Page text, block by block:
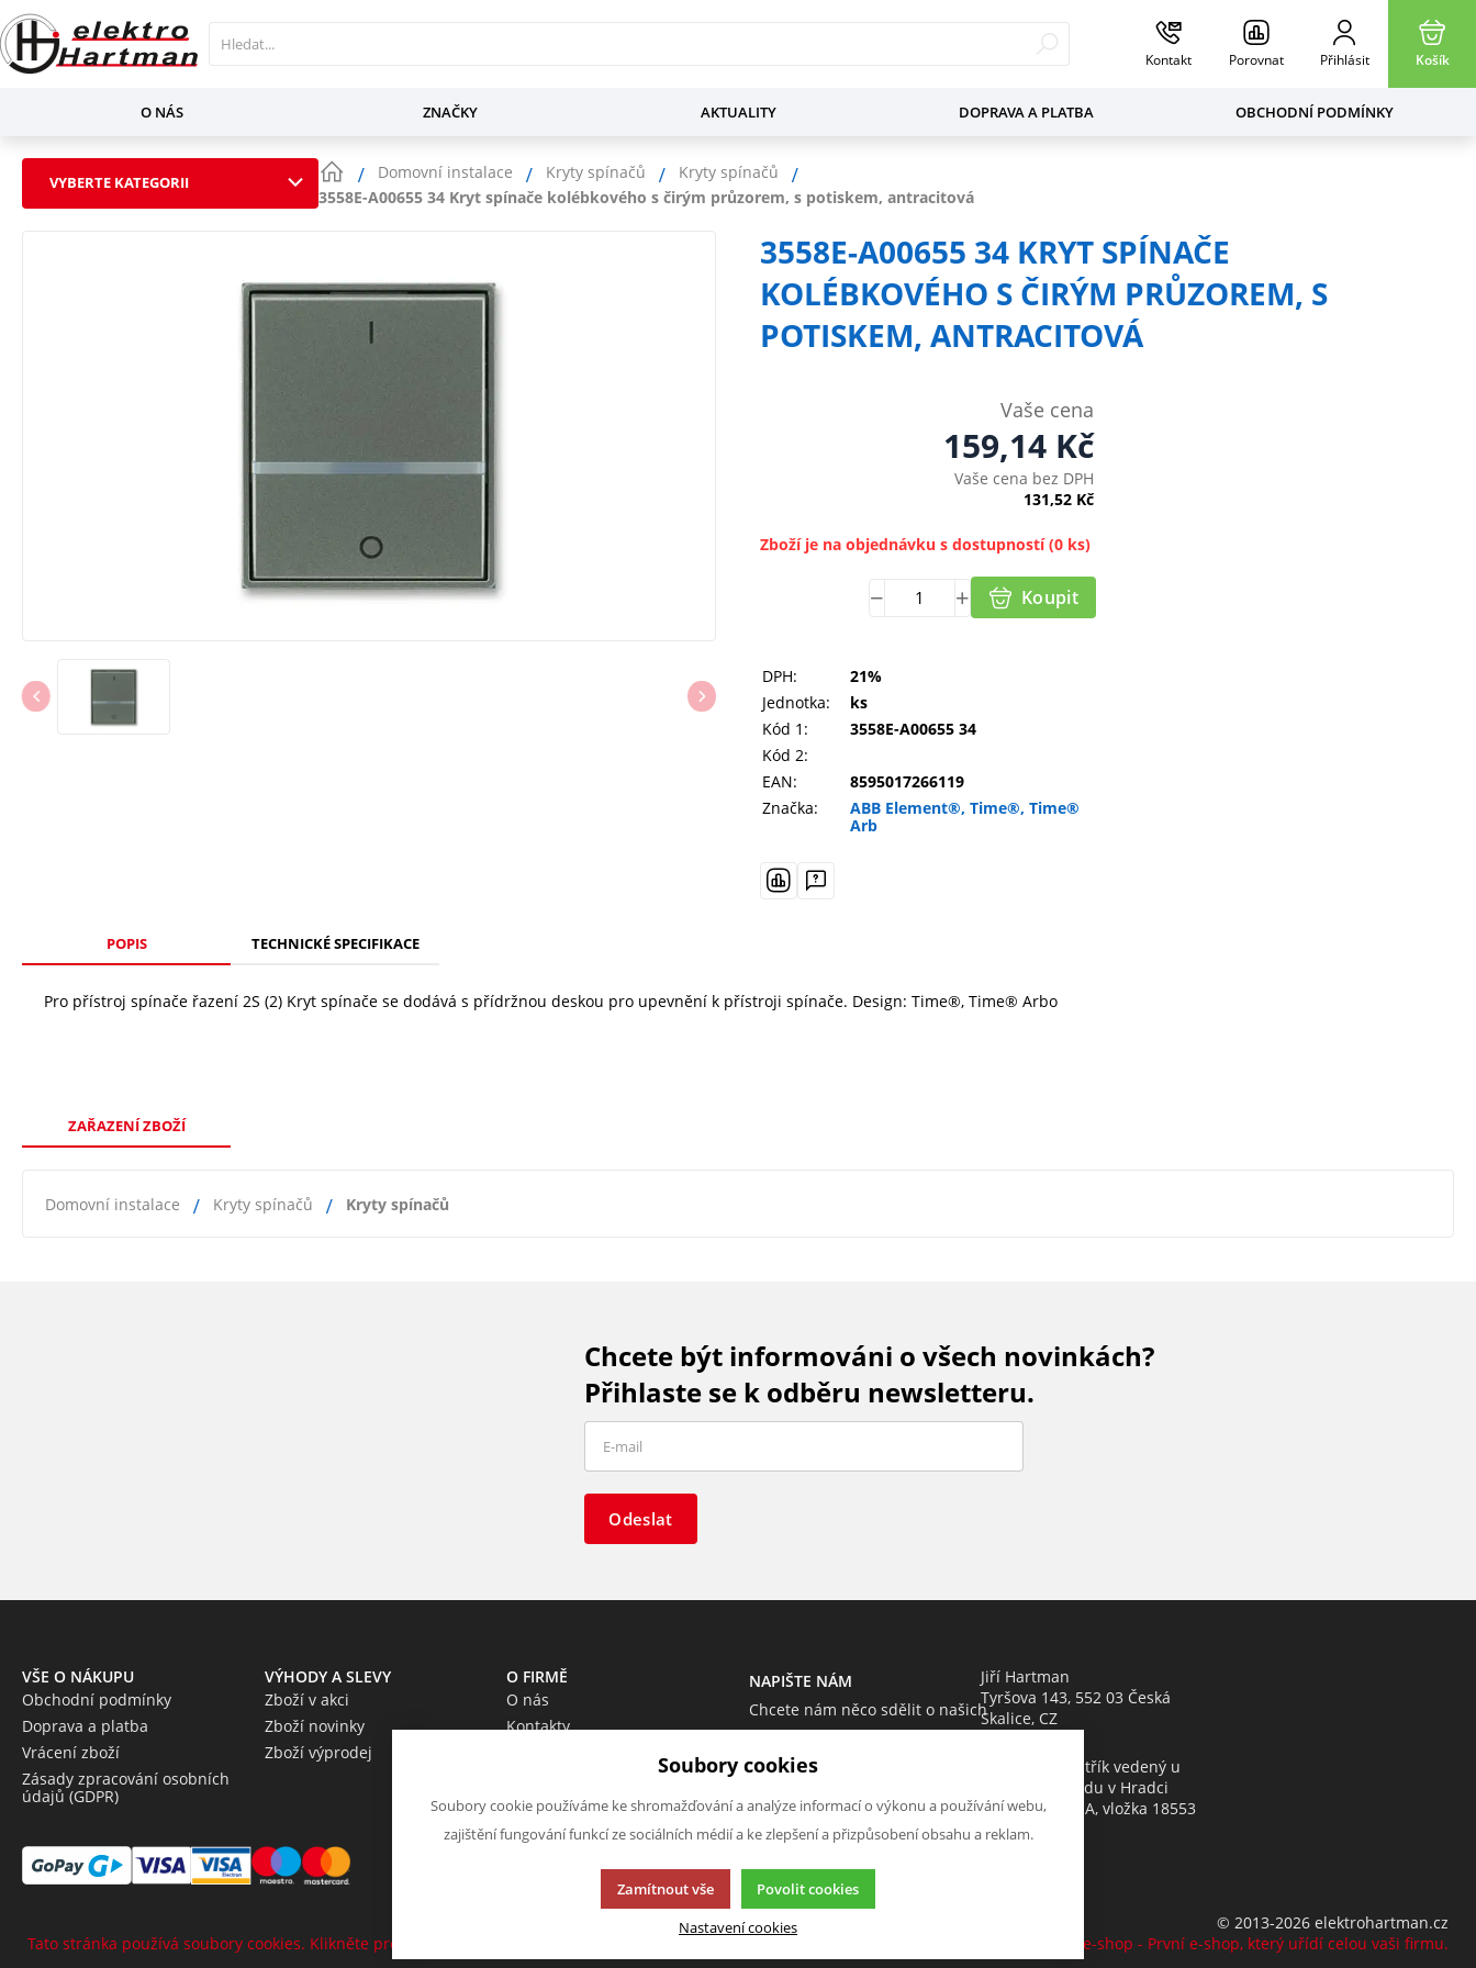
Kontakt Porovnat Přihlásit Košík
O NÁS ZNAČKY AKTUALITY DOPRAVA A PLATBA OBCHODNÍ PODMÍNKY
VYBERTE KATEGORII Domovní instalace Kryty spínačů
Kryty spínačů
3558E-A00655 34 Kryt spínače kolébkového s čirým průzorem, s potiskem, antracitová
3558E-A00655 34 KRYT SPÍNAČE
KOLÉBKOVÉHO S ČIRÝM PRŮZOREM, S
POTISKEM, ANTRACITOVÁ
Vaše cena
159,14 Kč
Vaše cena bez DPH
131,52 Kč
Zboží je na objednávku s dostupností(0 ks)
Koupit
DPH:
21%
Jednotka:
ks
Kód 1:
3558E-A00655 34
Kód 2:
EAN:
8595017266119
Značka:
ABB Element®, Time®, Time®
Arb
POPIS TECHNICKÉ SPECIFIKACE
Pro přístroj spínače řazení 2S (2) Kryt spínače se dodává s přídržnou deskou pro upevnění k přístroji spínače. Design: Time®, Time® Arbo
ZAŘAZENÍ ZBOŽÍ
Domovní instalace Kryty spínačů Kryty spínačů
Chcete být informováni o všech novinkách?
Přihlaste se k odběru newsletteru.
Odeslat
VŠE O NÁKUPU
Obchodní podmínky
Doprava a platba
Vrácení zboží
Zásady zpracování osobních
údajů (GDPR)
VÝHODY A SLEVY
Zboží v akci
Zboží novinky
Zboží výprodej
O FIRMĚ
O nás
Kontakty
NAPIŠTE NÁM
Chcete nám něco sdělit o našich
Neváhejte napsat.
Chci napsat zprávu
Jiří Hartman
Tyršova 143, 552 03 Česká
Skalice, CZ
Obchodní rejstřík vedený u
Krajského soudu v Hradci
Králové, oddíl A, vložka 18553
Tato stránka používá soubory cookies. Klikněte pro více informací.
© 2013-2026 elektrohartman.cz
K2 e-shop - První e-shop, který uřídí celou vaši firmu.
Soubory cookies
Soubory cookie používáme ke shromažďování a analýze informací o výkonu a používání webu,
zajištění fungování funkcí ze sociálních médií a ke zlepšení a přizpůsobení obsahu a reklam.
Zamítnout vše Povolit cookies
Nastavení cookies